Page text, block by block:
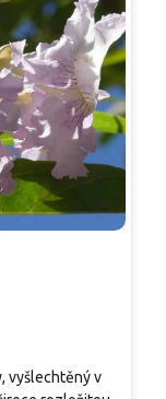
vyšlechtěný v